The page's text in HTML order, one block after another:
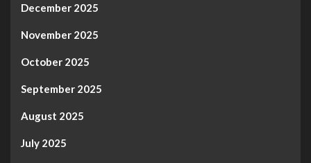
December 2025
November 2025
October 2025
September 2025
August 2025
July 2025